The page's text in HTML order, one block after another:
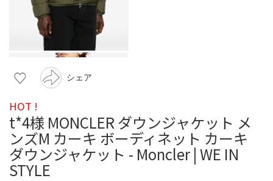
シェア
HOT !
t*4様 MONCLER ダウンジャケット メ
ンズM カーキ ボーディネット カーキ
ダウンジャケット - Moncler | WE IN
STYLE